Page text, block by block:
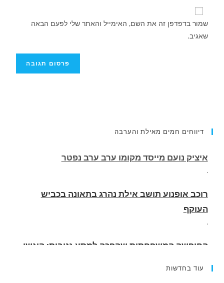
שמור בדפדפן זה את השם, האימייל והאתר שלי לפעם הבאה
שאגיב.
דיווחים חמים מאילת והערבה
רוכב אופנוע תושב אילת נהרג בתאונה בכביש
העוקף
החופשה המשפחתית שהפכה למסע גניבות: הוגשו
עוד בחדשות